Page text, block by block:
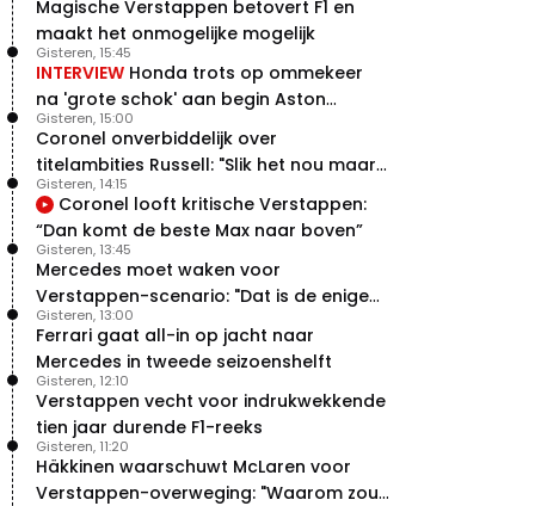
vleugels in crash met Hamilton
21 jul. 14:20
2
Piastri faalt hopeloos achter het
stuur bij Jeremy Clarkson
21 jul. 08:45
3
Red Bull lijkt hardnekkig lek nu
boven te hebben
Verstappen moet Red Bull nog
even de tijd geven
0
Magische Verstappen betovert F1 en
maakt het onmogelijke mogelijk
INTERVIEW Honda trots op ommekeer
na 'grote schok' aan begin Aston
Martin-avontuur
Gisteren, 15:45
Coronel onverbiddelijk over
titelambities Russell: "Slik het nou maar
gewoon"
Gisteren, 15:00
Coronel looft kritische Verstappen:
“Dan komt de beste Max naar boven”
Gisteren, 14:15
Mercedes moet waken voor
Verstappen-scenario: "Dat is de enige
manier"
Gisteren, 13:45
Ferrari gaat all-in op jacht naar
Mercedes in tweede seizoenshelft
Gisteren, 13:00
Verstappen vecht voor indrukwekkende
tien jaar durende F1-reeks
Gisteren, 12:10
Häkkinen waarschuwt McLaren voor
Verstappen-overweging: "Waarom zou
Gisteren, 11:20